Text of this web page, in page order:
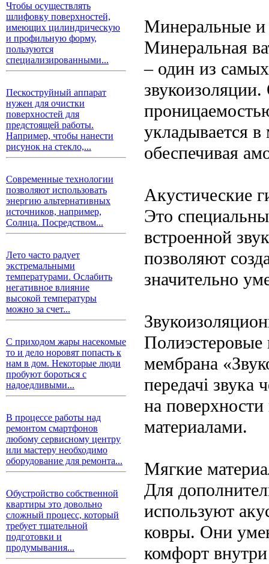
Чтобы осуществлять
шлифовку поверхностей,
имеющих цилиндрическую
и профильную форму,
пользуются
специализированными...
Пескоструйный аппарат
нужен для очистки
поверхностей для
предстоящей работы.
Например, чтобы нанести
рисунок на стекло,...
Современные технологии
позволяют использовать
энергию альтернативных
источников, например,
Солнца. Посредством...
Лето часто радует
экстремальными
температурами. Ослабить
негативное влияние
высокой температуры
можно за счет...
С приходом жары насекомые
то и дело норовят попасть к
нам в дом. Некоторые люди
пробуют бороться с
надоедливыми...
В процессе работы над
ремонтом смартфонов
любому сервисному центру
или мастеру необходимо
оборудование для ремонта...
Обустройство собственной
квартиры это довольно
сложный процесс, который
требует тщательной
подготовки и
продумывания...
Минеральные
Минеральная
– один из
укладывается
обеспечивая
Акустические
Это
встроенной
позволяют
значительно
мембрана
передачі
на
материалами.
Мягкие
Для
используют
ковры. Они
комфорт